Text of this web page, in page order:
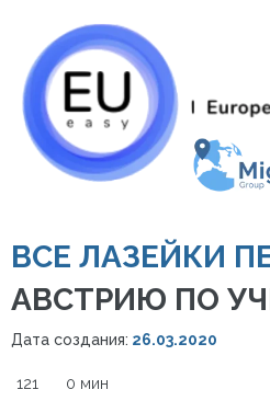
ВСЕ ЛАЗЕЙКИ
АВСТРИЮ ПО
Дата создания: 26.03.2020
121 0 мин